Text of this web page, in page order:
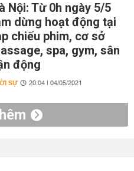
Nội: Từ 0h ngày 5/5
dừng hoạt động tại
chiếu phim, cơ sở
spa, gym, sân
động
SỰ 20:04 | 04/05/2021